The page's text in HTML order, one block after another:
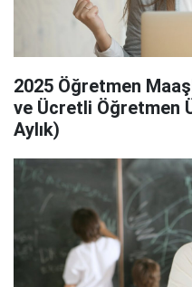
2025 Öğretmen
ve Ücretli Öğretmen
Aylık)